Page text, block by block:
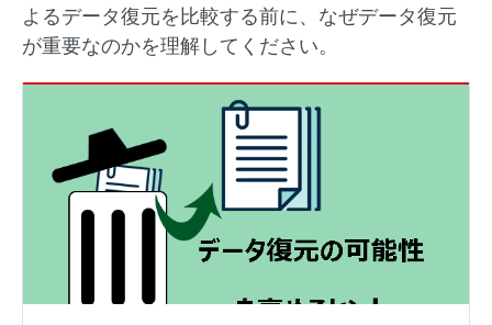
よるデータ復元を比較する前に、なぜデータ復元
が重要なのかを理解してください。